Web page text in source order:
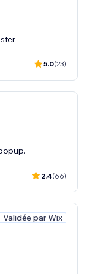
5.0(23)
2.4(66)
Validée par Wix